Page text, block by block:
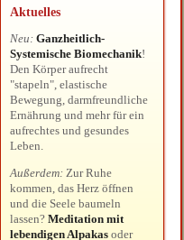
Aktuelles
Neu: Ganzheitlich-
Systemische Biomechanik!
Den Körper aufrecht
"stapeln", elastische
Bewegung, darmfreundliche
Ernährung und mehr für ein
aufrechtes und gesundes
Leben.
Außerdem: Zur Ruhe
kommen, das Herz öffnen
und die Seele baumeln
lassen? Meditation mit
lebendigen Alpakas oder